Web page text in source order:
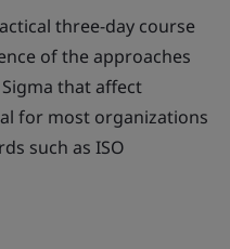
three-day course
of the approaches
that affect
for most organizations
such as ISO